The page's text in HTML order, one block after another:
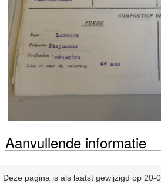
Aanvullende informatie
Deze pagina is als laatst gewijzigd op 20-